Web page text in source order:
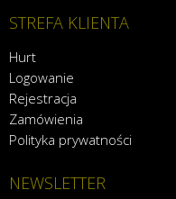
STREFA KLIENTA
Hurt
Logowanie
Rejestracja
Zamówienia
Polityka prywatności
NEWSLETTER